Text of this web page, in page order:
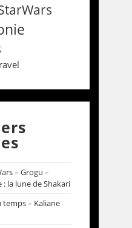
– Grogu –
: la lune de Shakari
– Kaliane